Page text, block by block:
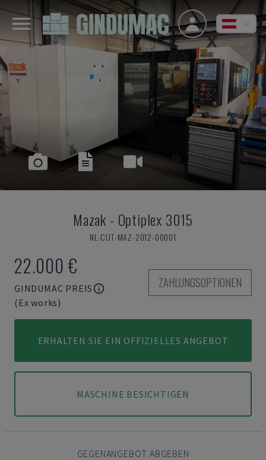
Mazak - Optiplex 3015
NL-CUT-MAZ-2012-00001
22.000 €
GINDUMAC PREIS
(Ex works)
ZAHLUNGSOPTIONEN
ERHALTEN SIE EIN OFFIZIELLES ANGEBOT
MASCHINE BESICHTIGEN
GEGENANGEBOT ABGEBEN